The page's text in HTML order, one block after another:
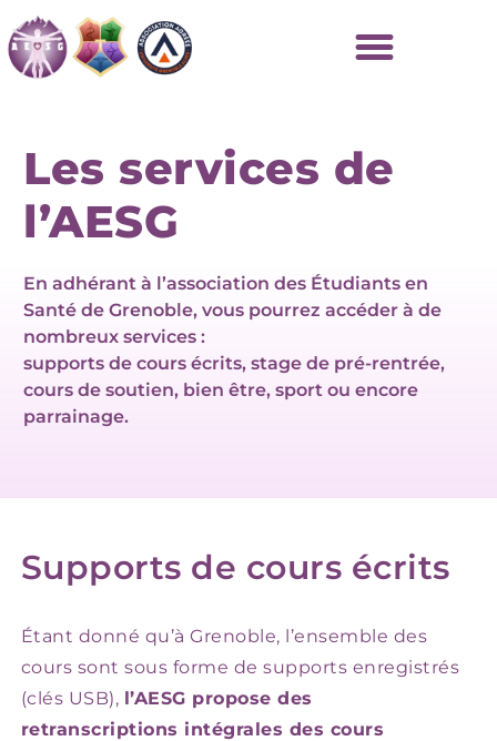
Les services de
l’AESG
En adhérant à l’association des Étudiants en
Santé de Grenoble, vous pourrez accéder à de
nombreux services :
supports de cours écrits, stage de pré-rentrée,
cours de soutien, bien être, sport ou encore
parrainage.
Supports de cours écrits
Étant donné qu’à Grenoble, l’ensemble des
cours sont sous forme de supports enregistrés
(clés USB), l’AESG propose des
retranscriptions intégrales des cours